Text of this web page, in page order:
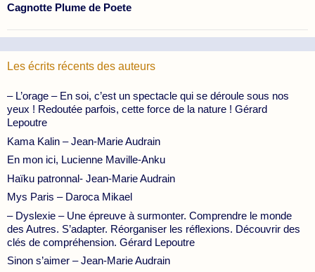
Cagnotte Plume de Poete
Les écrits récents des auteurs
– L’orage – En soi, c’est un spectacle qui se déroule sous nos
yeux ! Redoutée parfois, cette force de la nature ! Gérard
Lepoutre
Kama Kalin – Jean-Marie Audrain
En mon ici, Lucienne Maville-Anku
Haïku patronnal- Jean-Marie Audrain
Mys Paris – Daroca Mikael
– Dyslexie – Une épreuve à surmonter. Comprendre le monde
des Autres. S’adapter. Réorganiser les réflexions. Découvrir des
clés de compréhension. Gérard Lepoutre
Sinon s’aimer – Jean-Marie Audrain